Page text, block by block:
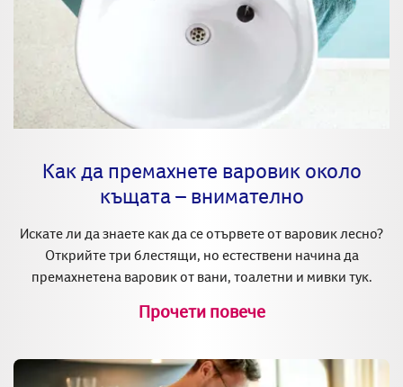
Как да премахнете варовик около
къщата – внимателно
Искате ли да знаете как да се отървете от варовик лесно?
Открийте три блестящи, но естествени начина да
премахнетена варовик от вани, тоалетни и мивки тук.
Прочети повече